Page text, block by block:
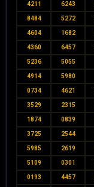
4211 6243
8484 5272
4604 1682
4360 6457
5236 5055
4914 5980
0734 4621
3529 2315
1874 0839
3725 2544
5985 2619
5109 0301
0193 4457